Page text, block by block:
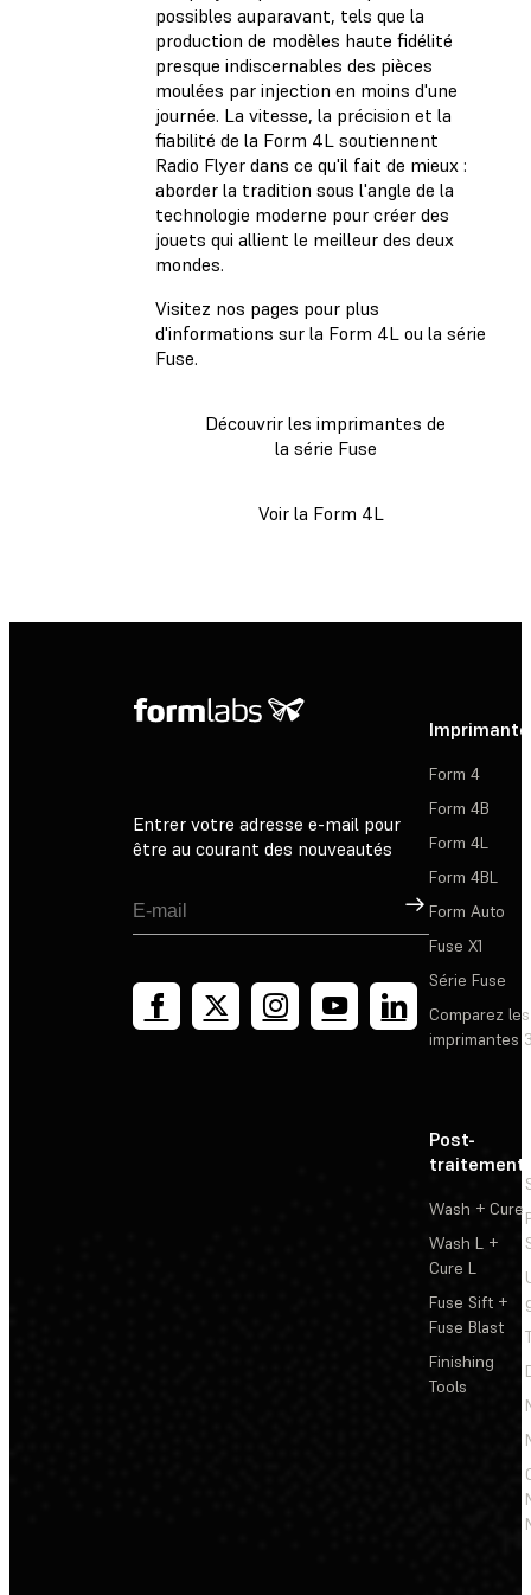
possibles auparavant, tels que la
production de modèles haute fidélité
presque indiscernables des pièces
moulées par injection en moins d'une
journée. La vitesse, la précision et la
fiabilité de la Form 4L soutiennent
Radio Flyer dans ce qu'il fait de mieux :
aborder la tradition sous l'angle de la
technologie moderne pour créer des
jouets qui allient le meilleur des deux
mondes.
Visitez nos pages pour plus
d'informations sur la Form 4L ou la série
Fuse.
Découvrir les imprimantes de
la série Fuse
Voir la Form 4L
Entrer votre adresse e-mail pour
être au courant des nouveautés
Inscription
Form 4
Form 4B
Form 4L
Form 4BL
Form Auto
Fuse X1
Série Fuse
Comparez les
imprimantes
Post-
traitement
Wash + Cure
Wash L +
Cure L
Fuse Sift +
Fuse Blast
Finishing
Tools